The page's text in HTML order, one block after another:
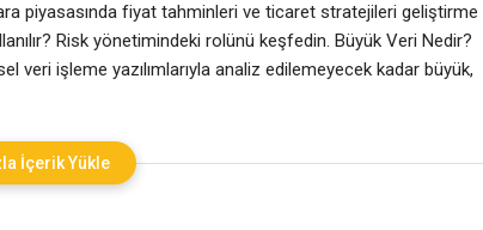
piyasasında fiyat tahminleri ve ticaret stratejileri geliştirme
Risk yönetimindeki rolünü keşfedin. Büyük Veri Nedir?
veri işleme yazılımlarıyla analiz edilemeyecek kadar büyük,
şekilde oluşan veri kümelerini tanımlar. Bu veri setleri, genellikle
veri çeşitliliği gibi üç temel bileşen
İçerik Yükle